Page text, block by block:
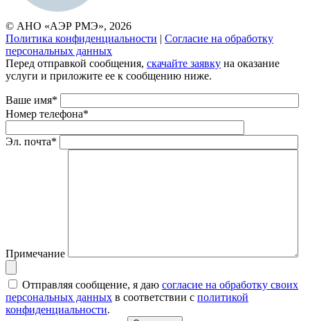
© АНО «АЭР РМЭ», 2026
Политика конфиденциальности | Согласие на обработку
персональных данных
Перед отправкой сообщения, скачайте заявку на оказание
услуги и приложите ее к сообщению ниже.
Ваше имя*
Номер телефона*
Эл. почта*
Примечание
Отправляя сообщение, я даю согласие на обработку своих
персональных данных в соответствии с политикой
конфиденциальности.